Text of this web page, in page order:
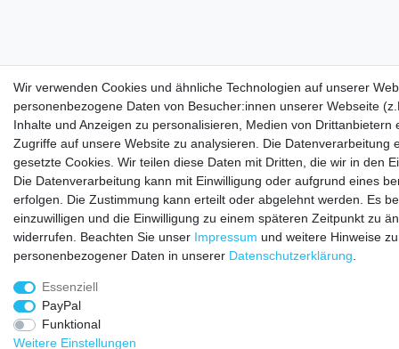
Wir verwenden Cookies und ähnliche Technologien auf unserer
personenbezogene Daten von Besucher:innen unserer Webseite
Inhalte und Anzeigen zu personalisieren, Medien von Drittanbietern
Zugriffe auf unsere Website zu analysieren. Die Datenverarbeitung
gesetzte Cookies. Wir teilen diese Daten mit Dritten, die wir in den
Die Datenverarbeitung kann mit Einwilligung oder aufgrund eines
erfolgen. Die Zustimmung kann erteilt oder abgelehnt werden. Es
einzuwilligen und die Einwilligung zu einem späteren Zeitpunkt zu
widerrufen. Beachten Sie unser Impressum und weitere Hinweise
personenbezogener Daten in unserer Daten­schutz­erklärung
Essenziell
PayPal
Funktional
Weitere Einstellungen